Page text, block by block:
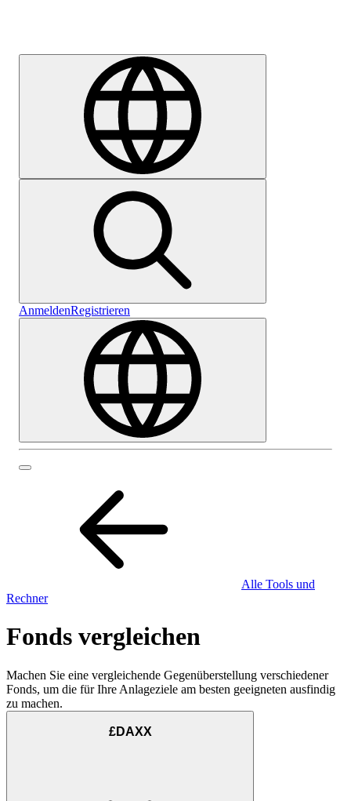
AnmeldenRegistrieren
Alle Tools und
Rechner
Fonds vergleichen
Machen Sie eine vergleichende Gegenüberstellung verschiedener
Fonds, um die für Ihre Anlageziele am besten geeigneten ausfindig
zu machen.
£DAXX